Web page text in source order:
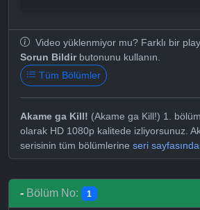
Video yüklenmiyor mu? Farklı bir
Sorun Bildirbutonunu kullanın.
Tüm Bölümler
Akame ga Kill! (Akame ga Kill!) 1.
olarak HD 1080p kalitede izliyorsunuz.
serisinin tüm bölümlerine seri
- Bölüm No: 1